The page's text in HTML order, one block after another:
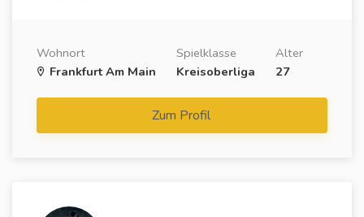
Wohnort
Frankfurt Am Main
Spielklasse
Kreisoberliga
Alter
27
Zum Profil